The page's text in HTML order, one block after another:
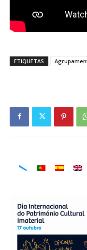
ETIQUETAS